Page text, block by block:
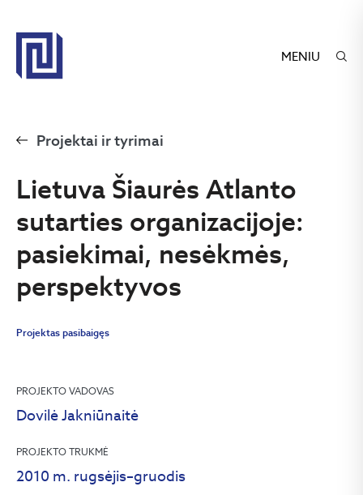
MENIU
Projektai ir tyrimai
Lietuva Šiaurės Atlanto
sutarties organizacijoje:
pasiekimai, nesėkmės,
perspektyvos
Projektas pasibaigęs
PROJEKTO VADOVAS
Dovilė Jakniūnaitė
PROJEKTO TRUKMĖ
2010 m. rugsėjis–gruodis